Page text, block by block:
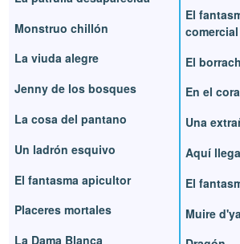
Monstruo chillón
La viuda alegre
Jenny de los bosques
La cosa del pantano
Un ladrón esquivo
El fantasma apicultor
Placeres mortales
La Dama Blanca
El
comercial
El
En el
Una
Aquí
El
Muire